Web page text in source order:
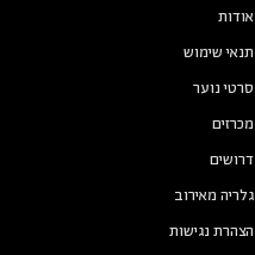
אודות
תנאי שימוש
סרטי נוער
מכרזים
דרושים
גלריה מאירוב
הצהרת נגישות